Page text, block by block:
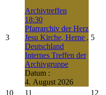
3
Archivtreffen
18:30
Pfarrarchiv der Herz
Jesu Kirche, Herne ,
Deutschland
Internes Treffen der
Archivgruppe
Datum :
4. August 2026
5
10 11 12